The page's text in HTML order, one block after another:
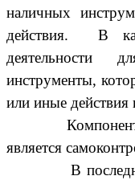
наличных
действия. В
деятельности
инструменты,
или иные действия
является
В